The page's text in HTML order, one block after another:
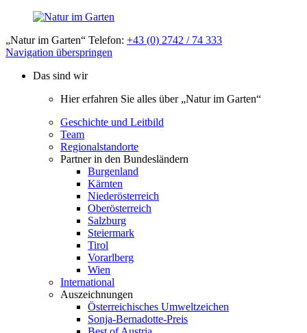
„Natur im Garten“ Telefon: +43 (0) 2742 / 74 333
Navigation überspringen
Das sind wir
Hier erfahren Sie alles über „Natur im Garten“
Geschichte und Leitbild
Team
Regionalstandorte
Partner in den Bundesländern
Burgenland
Kärnten
Niederösterreich
Oberösterreich
Salzburg
Steiermark
Tirol
Vorarlberg
Wien
International
Auszeichnungen
Österreichisches Umweltzeichen
Sonja-Bernadotte-Preis